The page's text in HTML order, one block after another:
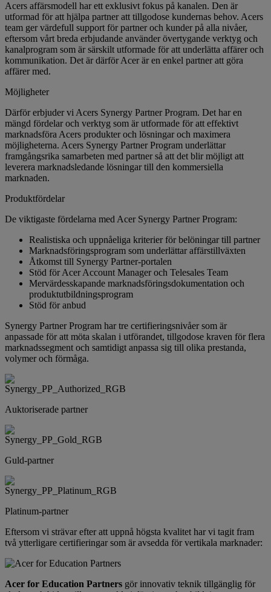
Acers affärsmodell har ett exklusivt fokus på kanalen. Den är
utformad för att hjälpa partner att tillgodose kundernas behov. Acers
team ger värdefull support för partner och kunder på alla nivåer,
eftersom vårt breda erbjudande använder övertygande verktyg och
kanalprogram som är särskilt utformade för att underlätta affärer och
kommunikation. Det är därför Acer är en enkel partner att göra
affärer med.
Möjligheter
Därför erbjuder vi Acers Synergy Partner Program. Det har en
mängd fördelar och verktyg som är utformade för att effektivt
marknadsföra Acers produkter och lösningar och maximera
möjligheterna. Acers Synergy Partner Program underlättar
framgångsrika samarbeten med partner så att det blir möjligt att
leverera marknadsledande lösningar till den kommersiella
marknaden.
Produktfördelar
De viktigaste fördelarna med Acer Synergy Partner Program:
Realistiska och uppnåeliga kriterier för belöningar till partner
Marknadsföringsprogram som underlättar affärstillväxten
Åtkomst till Synergy Partner-portalen
Stöd för Acer Account Manager och Telesales Team
Mervärdesskapande marknadsföringsdokumentation och
produktutbildningsprogram
Stöd för anbud
Synergy Partner Program har tre certifieringsnivåer som är
anpassade för att möta skalan i utförandet, tillgodose kraven för flera
marknadssegment och samtidigt anpassa sig till olika prestanda,
volymer och förmåga.
Auktoriserade partner
Guld-partner
Platinum-partner
Eftersom vi strävar efter att uppnå högsta kvalitet har vi tagit fram
två ytterligare certifieringar som är avsedda för vertikala marknader:
Acer for Education Partners gör innovativ teknik tillgänglig för